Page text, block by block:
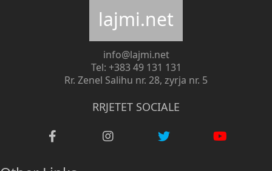
lajmi.net
info@lajmi.net
Tel: +383 49 131 131
Rr. Zenel Salihu nr. 28, zyrja nr. 5
RRJETET SOCIALE